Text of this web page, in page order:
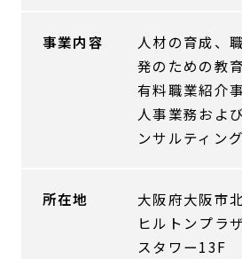
事業内容
人材の育成、
発のための教
有料職業紹介
人事業務およ
ンサルティン
所在地
大阪府大阪市
ヒルトンプラ
スタワー13F